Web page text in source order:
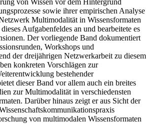
von Wissen vor dem Hintergrund
sowie ihrer empirischen Analyse
Multimodalität in Wissensformaten
Aufgabenfeldes an und bearbeitete es
Der vorliegende Band dokumentiert
Workshops und
der dreijährigen Netzwerkarbeit zu diesem
konkreten Vorschlägen zur
bestehender
dieser Band vor allem auch ein breites
zur Multimodalität in verschiedensten
Darüber hinaus zeigt er aus Sicht der
von multimodalen Wissensformaten